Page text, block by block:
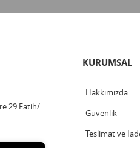
29 Fatih/
KURUMSAL
Hakkımızda
Güvenlik
Teslimat ve